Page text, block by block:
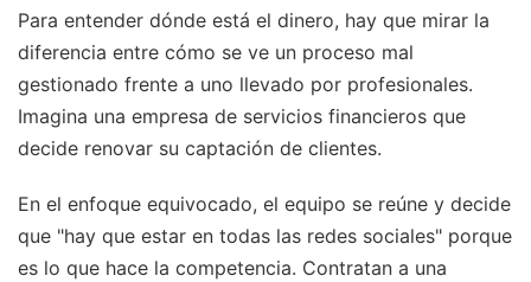
Para entender dónde está el dinero, hay que mirar la
diferencia entre cómo se ve un proceso mal
gestionado frente a uno llevado por profesionales.
Imagina una empresa de servicios financieros que
decide renovar su captación de clientes.
En el enfoque equivocado, el equipo se reúne y decide
que "hay que estar en todas las redes sociales" porque
es lo que hace la competencia. Contratan a una